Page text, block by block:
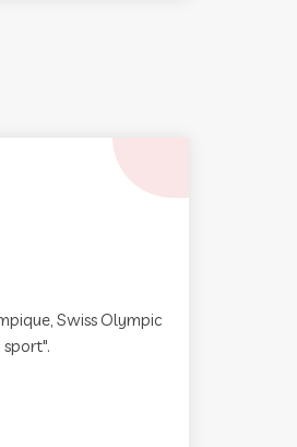
Swiss Olympic